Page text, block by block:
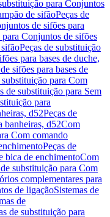
para Conjuntos
de sifãoPeças de
de sifões para
Conjuntos de sifões
Peças de substituição
para bases de duche,
sifões para bases de
substituição para Com
de substituição para Sem
para
d52Peças de
banheiras, d52Com
Com comando
Peças de
bica de enchimentoCom
substituição para Com
complementares para
de ligaçãoSistemas de
de
de substituição para